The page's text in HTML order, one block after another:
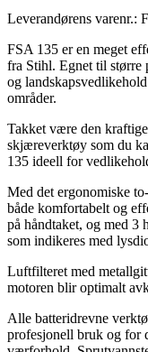
Leverandørens varenr.:
FSA 135 er en meget
fra Stihl. Egnet til større
og
områder.
Takket være den
skjæreverktøy som du
135 ideell for
Med det ergonomiske
både komfortabelt og
på håndtaket, og med 3
som indikeres med
Luftfilteret med
motoren blir optimalt
Alle batteridrevne
profesjonell bruk og for